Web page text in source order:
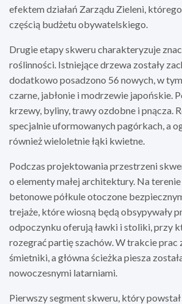
efektem działań Zarządu Zieleni,
częścią budżetu obywatelskiego.
Drugie etapy skweru charakteryzuje
roślinności. Istniejące drzewa zostały
dodatkowo posadzono 56 nowych, w
czarne, jabłonie i modrzewie japońskie.
krzewy, byliny, trawy ozdobne i pnącza.
specjalnie uformowanych pagórkach, a
również wieloletnie łąki kwietne.
Podczas projektowania przestrzeni
o elementy małej architektury. Na
betonowe półkule otoczone
trejaże, które wiosną będą obsypywały
odpoczynku oferują ławki i stoliki, przy
rozegrać partię szachów. W trakcie prac
śmietniki, a główna ścieżka piesza
nowoczesnymi latarniami.
Pierwszy segment skweru, który